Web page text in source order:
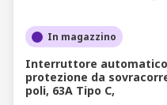
In magazzino
Interruttore
protezione da
poli, 63A Tipo C,